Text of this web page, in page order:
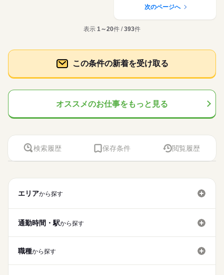
次のページへ
表示 1～20件 /393件
この条件の新着を受け取る
オススメのお仕事をもっと見る
検索履歴 保存条件 閲覧履歴
エリアから探す
通勤時間・駅から探す
職種から探す